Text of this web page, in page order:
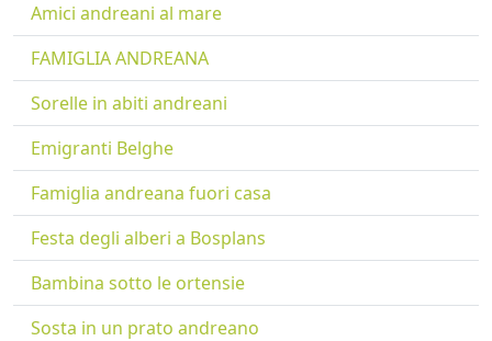
Amici andreani al mare
FAMIGLIA ANDREANA
Sorelle in abiti andreani
Emigranti Belghe
Famiglia andreana fuori casa
Festa degli alberi a Bosplans
Bambina sotto le ortensie
Sosta in un prato andreano